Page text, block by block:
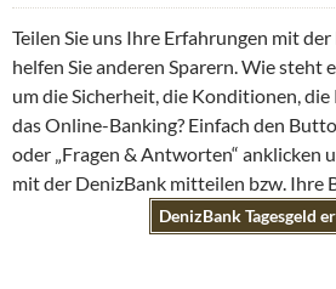
Teilen Sie uns Ihre Erfahrungen mit
helfen Sie anderen Sparern. Wie steht
um die Sicherheit, die Konditionen,
das Online-Banking? Einfach den
oder „Fragen & Antworten“ anklicken
mit der DenizBank mitteilen bzw. Ihre
DenizBank Tagesgeld